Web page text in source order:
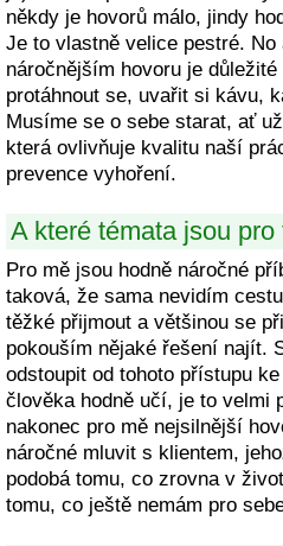
někdy je hovorů málo, jindy
Je to vlastně velice pestré. No
náročnějším hovoru je
protáhnout se, uvařit si kávu,
Musíme se o sebe starat, ať
která ovlivňuje kvalitu naší
prevence vyhoření.
A které témata jsou
Pro mě jsou hodně náročné
taková, že sama nevidím
těžké přijmout a většinou se
pokouším nějaké řešení najít.
odstoupit od tohoto přístupu
člověka hodně učí, je to velmi
nakonec pro mě nejsilnější
náročné mluvit s klientem,
podobá tomu, co zrovna v
tomu, co ještě nemám pro